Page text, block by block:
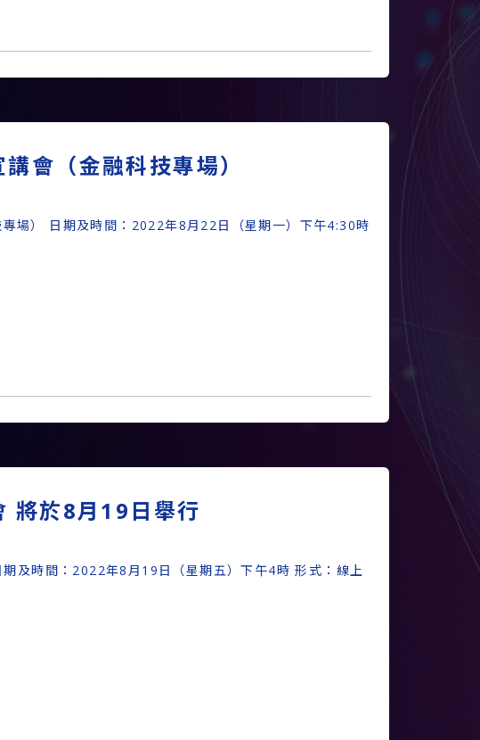
會（金融科技專場）
場） 日期及時間：2022年8月22日（星期一）下午4:30時
將於8月19日舉行
及時間：2022年8月19日（星期五）下午4時 形式：線上